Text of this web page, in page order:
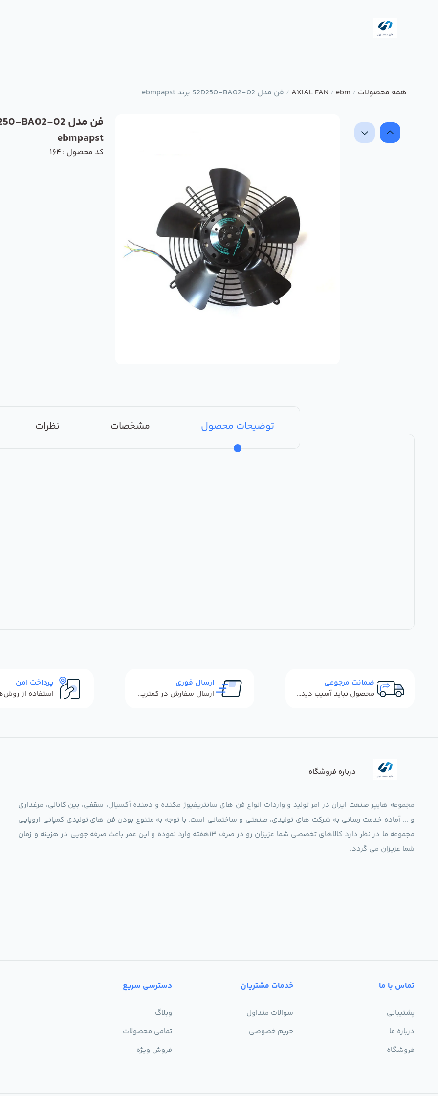
همه محصولات /
ebm
/
AXIAL FAN
/ فن مدل S2D250-BA02-02 برند ebmpapst
ebmpapst
کد محصول : 164
توضیحات محصول مشخصات نظرات
ضمانت مرجوعی
محصول نباید آسیب دیده باشد
ارسال فوری
ارسال سفارش در کمترین زمان ممکن
پرداخت امن
درباره فروشگاه
مجموعه هایپر صنعت ایران در امر تولید و واردات انواع فن های سانتریفیوژ مکنده و دمنده آکسیال، سقفی، بین کانالی، مرغداری
و ... آماده خدمت رسانی به شرکت های تولیدی، صنعتی و ساختمانی است. با توجه به متنوع بودن فن های تولیدی کمپانی اروپایی
مجموعه ما در نظر دارد کالاهای تخصصی شما عزیزان رو در صرف 13هفته وارد نموده و این عمر باعث صرفه جویی در هزینه و زمان
شما عزیزان می گردد.
تماس با ما
پشتیبانی
درباره ما
فروشگاه
خدمات مشتریان
سوالات متداول
حریم خصوصی
دسترسی سریع
وبلاگ
تمامی محصولات
فروش ویژه